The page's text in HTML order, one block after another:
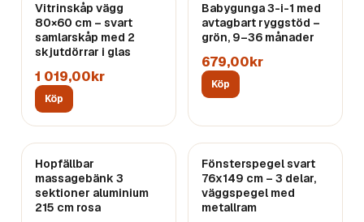
Vitrinskåp vägg
80×60 cm – svart
samlarskåp med 2
skjutdörrar i glas
1 019,00kr
Köp
Babygunga 3-i-1 med
avtagbart ryggstöd –
grön, 9–36 månader
679,00kr
Köp
Hopfällbar
massagebänk 3
sektioner aluminium
215 cm rosa
Fönsterspegel svart
76x149 cm – 3 delar,
väggspegel med
metallram